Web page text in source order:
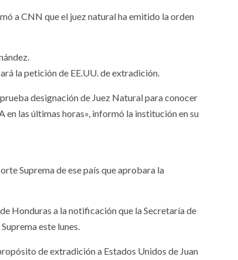
a CNN que el juez natural ha emitido la orden
la petición de EE.UU. de extradición.
designación de Juez Natural para conocer
las últimas horas», informó la institución en su
Suprema de ese país que aprobara la
Honduras a la notificación que la Secretaría de
este lunes.
de extradición a Estados Unidos de Juan